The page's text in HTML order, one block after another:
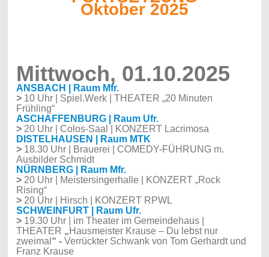
Oktober 2025
Mittwoch, 01.10.2025
ANSBACH | Raum Mfr.
>10 Uhr | Spiel.Werk | THEATER „20 Minuten
Frühling“
ASCHAFFENBURG | Raum Ufr.
>20 Uhr | Colos-Saal | KONZERT Lacrimosa
DISTELHAUSEN | Raum MTK
>18.30 Uhr | Brauerei | COMEDY-FÜHRUNG m.
Ausbilder Schmidt
NÜRNBERG | Raum Mfr.
>20 Uhr | Meistersingerhalle | KONZERT „Rock
Rising“
>20 Uhr | Hirsch | KONZERT RPWL
SCHWEINFURT | Raum Ufr.
>19.30 Uhr | im Theater im Gemeindehaus |
THEATER „Hausmeister Krause – Du lebst nur
zweimal “ - Verrückter Schwank von Tom Gerhardt und
Franz Krause